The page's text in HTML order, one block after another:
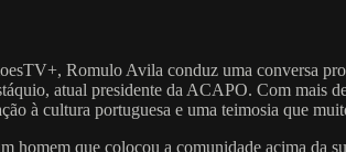
Romulo Avila conduz uma conversa
atual presidente da ACAPO. Com mais
à cultura portuguesa e uma teimosia que
que colocou a comunidade acima da